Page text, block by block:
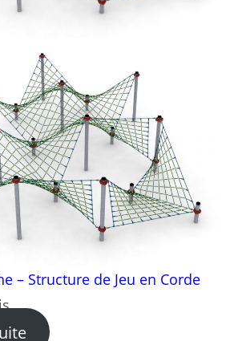
– Structure de Jeu en Corde
: Filet de Pêche – Structure